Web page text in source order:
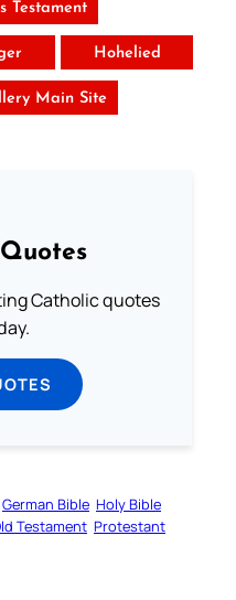
Testament
Hohelied
Main Site
Catholic quotes
German Bible Holy Bible
Testament Protestant